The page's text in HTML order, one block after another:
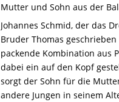
Mutter und Sohn aus der
Johannes Schmid, der das
Bruder Thomas
packende Kombination aus
dabei ein auf den Kopf
sorgt der Sohn für die
andere Jungen in seinem